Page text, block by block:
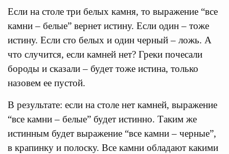
Если на столе три белых камня, то выражение “все
камни – белые” вернет истину. Если один – тоже
истину. Если сто белых и один черный – ложь. А
что случится, если камней нет? Греки почесали
бороды и сказали – будет тоже истина, только
назовем ее пустой.
В результате: если на столе нет камней, выражение
“все камни – белые” будет истинно. Таким же
истинным будет выражение “все камни – черные”,
в крапинку и полоску. Все камни обладают какими